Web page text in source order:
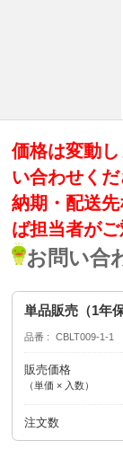
価格は変動
い合わせく
納期・配送
ば担当者がご
お問い合
単品販売（1年
品番 CBLT009-1-1
販売価格
（単価 × 入数）
注文数